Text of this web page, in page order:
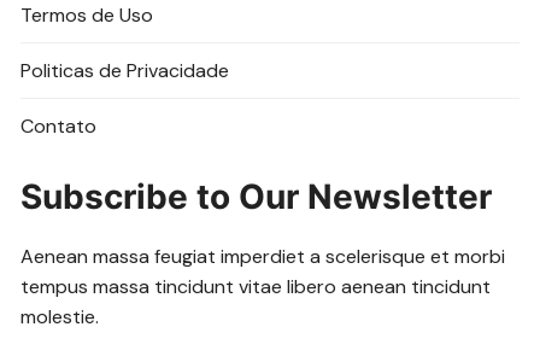
Termos de Uso
Politicas de Privacidade
Contato
Subscribe to Our Newsletter
Aenean massa feugiat imperdiet a scelerisque et morbi
tempus massa tincidunt vitae libero aenean tincidunt
molestie.